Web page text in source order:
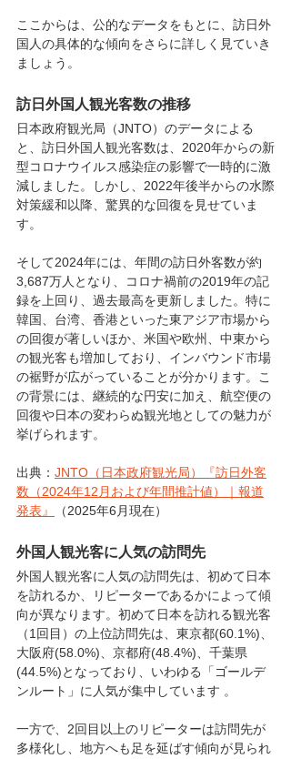
ここからは、公的なデータをもとに、訪日外
国人の具体的な傾向をさらに詳しく見ていき
ましょう。
訪日外国人観光客数の推移
日本政府観光局（JNTO）のデータによる
と、訪日外国人観光客数は、2020年からの新
型コロナウイルス感染症の影響で一時的に激
減しました。しかし、2022年後半からの水際
対策緩和以降、驚異的な回復を見せていま
す。
そして2024年には、年間の訪日外客数が約
3,687万人となり、コロナ禍前の2019年の記
録を上回り、過去最高を更新しました。特に
韓国、台湾、香港といった東アジア市場から
の回復が著しいほか、米国や欧州、中東から
の観光客も増加しており、インバウンド市場
の裾野が広がっていることが分かります。こ
の背景には、継続的な円安に加え、航空便の
回復や日本の変わらぬ観光地としての魅力が
挙げられます。
出典： JNTO（日本政府観光局）『訪日外客
数（2024年12月および年間推計値）｜報道
発表』
（2025年6月現在）
外国人観光客に人気の訪問先
外国人観光客に人気の訪問先は、初めて日本
を訪れるか、リピーターであるかによって傾
向が異なります。初めて日本を訪れる観光客
（1回目）の上位訪問先は、東京都(60.1%)、
大阪府(58.0%)、京都府(48.4%)、千葉県
(44.5%)となっており、いわゆる「ゴールデ
ンルート」に人気が集中しています 。
一方で、2回目以上のリピーターは訪問先が
多様化し、地方へも足を延ばす傾向が見られ